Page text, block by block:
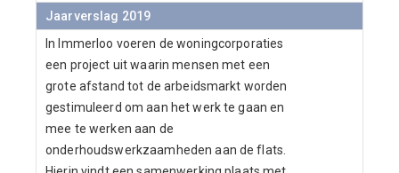
Jaarverslag 2019
In Immerloo voeren de woningcorporaties
een project uit waarin mensen met een
grote afstand tot de arbeidsmarkt worden
gestimuleerd om aan het werk te gaan en
mee te werken aan de
onderhoudswerkzaamheden aan de flats.